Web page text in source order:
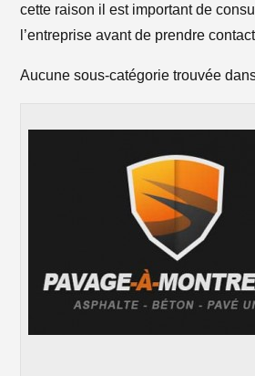
cette raison il est important de
l’entreprise avant de prendre
Aucune sous-catégorie trouvée